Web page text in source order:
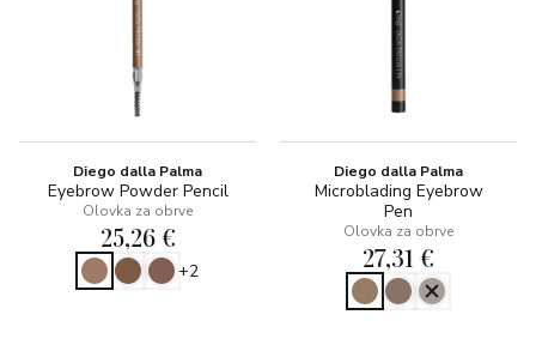
Diego dalla Palma
Eyebrow Powder Pencil
Olovka za obrve
25,26 €
+2
Diego dalla Palma
Microblading Eyebrow
Pen
Olovka za obrve
27,31 €